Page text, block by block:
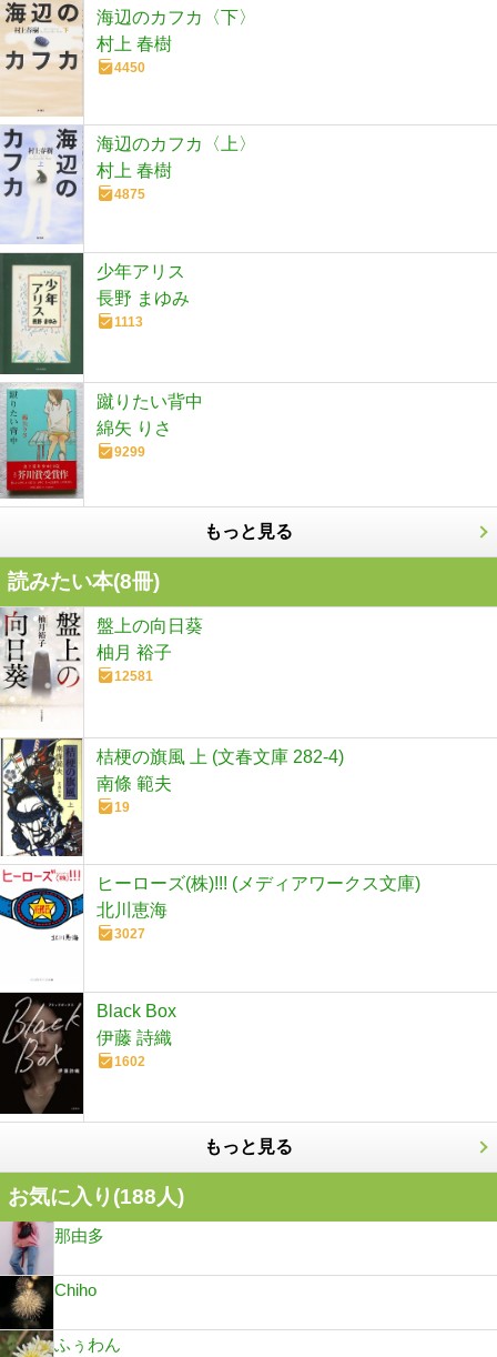
海辺のカフカ〈下〉
村上 春樹
4450
海辺のカフカ〈上〉
村上 春樹
4875
少年アリス
長野 まゆみ
1113
蹴りたい背中
綿矢 りさ
9299
もっと見る
読みたい本(8冊)
盤上の向日葵
柚月 裕子
12581
桔梗の旗風 上 (文春文庫 282-4)
南條 範夫
19
ヒーローズ(株)!!! (メディアワークス文庫)
北川恵海
3027
Black Box
伊藤 詩織
1602
もっと見る
お気に入り(188人)
那由多
Chiho
ふぅわん